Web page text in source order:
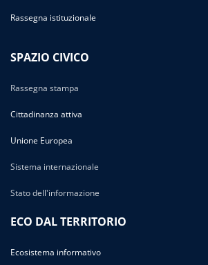
Rassegna istituzionale
SPAZIO CIVICO
Rassegna stampa
Cittadinanza attiva
Unione Europea
Sistema internazionale
Stato dell'informazione
ECO DAL TERRITORIO
Ecosistema informativo